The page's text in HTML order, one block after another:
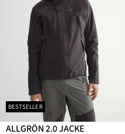
BESTSELLER
ALLGRÖN 2.0 JACKE